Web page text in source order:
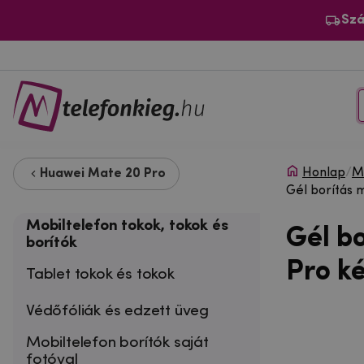
Huawei Mate 20 Pro
Mobiltelefon tokok, tokok és
borítók
Tablet tokok és tokok
Védőfóliák és edzett üveg
Mobiltelefon borítók saját
fotóval
Honlap/
Gél borítás
Gél
Pro